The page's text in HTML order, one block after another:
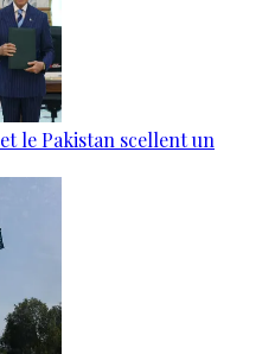
le Pakistan scellent un